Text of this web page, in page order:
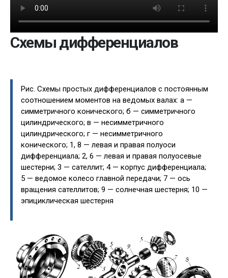
Схемы дифференциалов
Рис. Схемы простых дифференциалов с постоянным
соотношением моментов на ведомых валах: а —
симметричного конического; б — симметричного
цилиндрического; в — несимметричного
цилиндрического; г — несимметричного
конического; 1, 8 — левая и правая полуоси
дифференциала; 2, 6 — левая и правая полуосевые
шестерни; 3 — сателлит; 4 — корпус дифференциала;
5 — ведомое колесо главной передачи; 7 — ось
вращения сателлитов; 9 — солнечная шестерня; 10 —
эпициклическая шестерня